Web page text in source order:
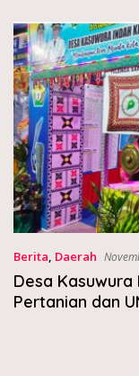
Berita, Daerah
Desa Kasuwura
Pertanian dan